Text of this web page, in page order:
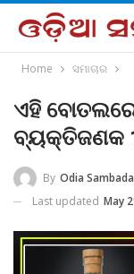
Home ସମାଚାର
ଏହି
ବ୍ୟକ୍ତିଜଣକ
By Odia Sambada
Last updated May